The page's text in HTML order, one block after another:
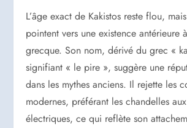
L’âge exact de Kakistos reste flou,
pointent vers une existence antérieure
grecque. Son nom, dérivé du grec «
signifiant « le pire », suggère une
dans les mythes anciens. Il rejette les
modernes, préférant les chandelles
électriques, ce qui reflète son